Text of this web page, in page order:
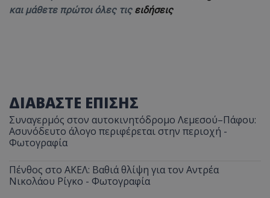
και μάθετε πρώτοι όλες τις ειδήσεις
ΔΙΑΒΑΣΤΕ ΕΠΙΣΗΣ
Συναγερμός στον αυτοκινητόδρομο Λεμεσού–Πάφου:
Ασυνόδευτο άλογο περιφέρεται στην περιοχή -
Φωτογραφία
Πένθος στο ΑΚΕΛ: Βαθιά θλίψη για τον Αντρέα
Νικολάου Ρίγκο - Φωτογραφία